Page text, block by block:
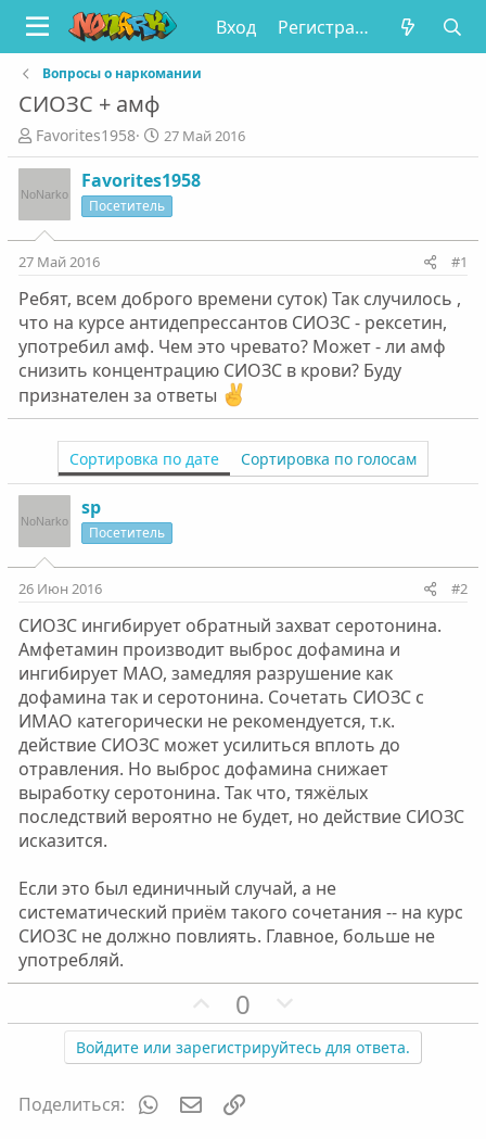
Вход Регистрация
Вопросы о наркомании
СИОЗС + амф
А
в
т
о
р
т
е
ы
Favorites1958
Д
а
т
а
н
а
л
а
27 Май 2016
Favorites1958
Посетитель
27 Май 2016 #1
Ребят, всем доброго времени суток) Так случилось ,
что на курсе антидепрессантов СИОЗС - рексетин,
употребил амф. Чем это чревато? Может - ли амф
снизить концентрацию СИОЗС в крови? Буду
признателен за ответы
Сортировка по дате Сортировка по голосам
sp
Посетитель
26 Июн 2016 #2
СИОЗС ингибирует обратный захват серотонина.
Амфетамин производит выброс дофамина и
ингибирует МАО, замедляя разрушение как
дофамина так и серотонина. Сочетать СИОЗС с
ИМАО категорически не рекомендуется, т.к.
действие СИОЗС может усилиться вплоть до
отравления. Но выброс дофамина снижает
выработку серотонина. Так что, тяжёлых
последствий вероятно не будет, но действие СИОЗС
исказится.
Если это был единичный случай, а не
систематический приём такого сочетания -- на курс
СИОЗС не должно повлиять. Главное, больше не
употребляй.
П
о
з
т
0
е
г
Войдите или зарегистрируйтесь для ответа.
Поделиться: WhatsAppЭлектронная почта